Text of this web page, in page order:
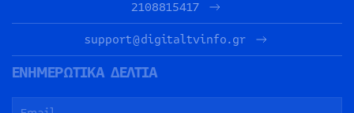
2108815417
support@digitaltvinfo.gr
ΕΝΗΜΕΡΩΤΙΚΑ ΔΕΛΤΙΑ